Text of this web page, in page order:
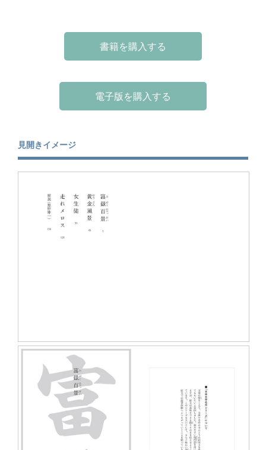
書籍を購入する
電子版を購入する
見開きイメージ